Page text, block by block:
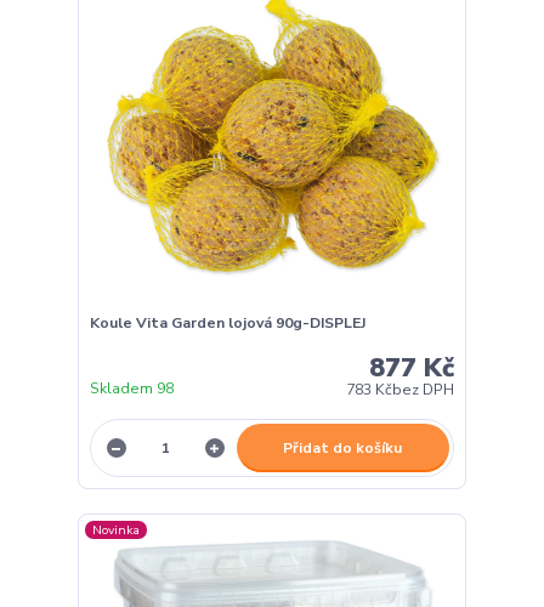
Koule Vita Garden lojová 90g-DISPLEJ
877 Kč
783 Kčbez DPH
Skladem 98
Přidat do košíku
Novinka